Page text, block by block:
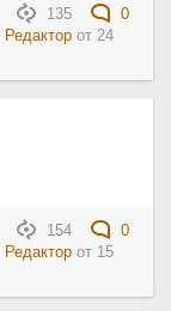
135
0
Редактор от24
154
0
Редактор от 15